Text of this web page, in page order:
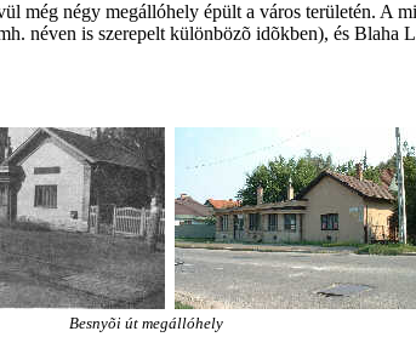
még négy megállóhely épült a város területén. A
néven is szerepelt különbözõ idõkben), és
Besnyõi út megállóhely